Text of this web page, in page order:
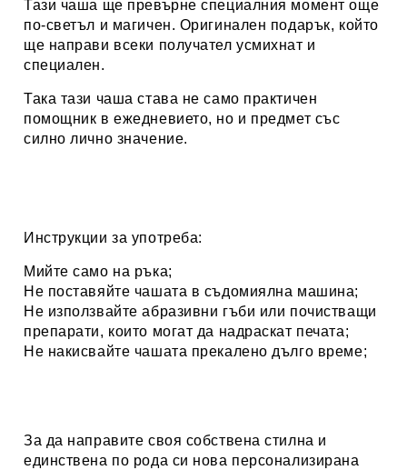
Тази чаша ще превърне специалния момент още
по-светъл и магичен. Оригинален подарък, който
ще направи всеки получател усмихнат и
специален.
Така тази чаша става не само практичен
помощник в ежедневието, но и предмет със
силно лично значение.
Инструкции за употреба:
Мийте само на ръка;
Не поставяйте чашата в съдомиялна машина;
Не използвайте абразивни гъби или почистващи
препарати, които могат да надраскат печата;
Не накисвайте чашата прекалено дълго време;
За да направите своя собствена стилна и
единствена по рода си нова персонализирана